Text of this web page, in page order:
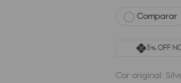
Comparar
5% OFF
Cor original: